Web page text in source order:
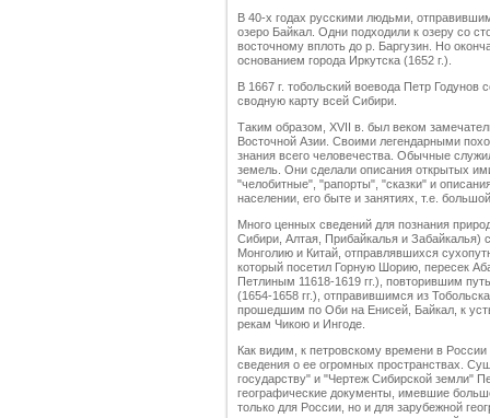
В 40-х годах русскими людьми,
озеро Байкал. Одни подходили к озеру со
восточному вплоть до р. Баргузин. Но
основанием города Иркутска (1652 г.).
В 1667 г. тобольский воевода Петр
сводную карту всей Сибири.
Таким образом, XVII в. был веком
Восточной Азии. Своими легендарными
знания всего человечества. Обычные
земель. Они сделали описания открытых
"челобитные", "рапорты", "сказки" и
населении, его быте и занятиях, т.е.
Много ценных сведений для познания
Сибири, Алтая, Прибайкалья и Забайкалья)
Монголию и Китай, отправлявшихся
который посетил Горную Шорию, пересек
Петлиным 11618-1619 гг.), повторившим
(1654-1658 гг.), отправившимся из
прошедшим по Оби на Енисей, Байкал, к
рекам Чикою и Ингоде.
Как видим, к петровскому времени в
сведения о ее огромных пространствах.
государству" и "Чертеж Сибирской земли"
географические документы, имевшие
только для России, но и для зарубежной